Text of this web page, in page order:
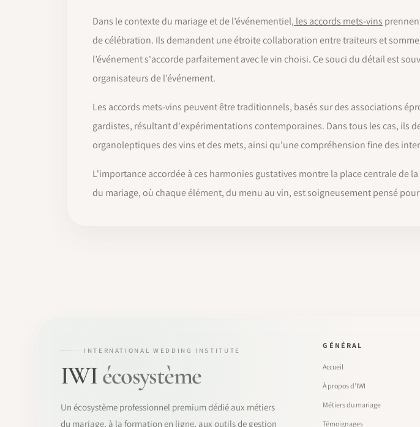
Dans le contexte du mariage et de l’événementiel, les accords mets-vins
de célébration. Ils demandent une étroite collaboration entre traiteurs et
l’événement s'accorde parfaitement avec le vin choisi. Ce souci du détail est
organisateurs de l’événement.
Les accords mets-vins peuvent être traditionnels, basés sur des associations
gardistes, résultant d'expérimentations contemporaines. Dans tous les cas, ils
organoleptiques des vins et des mets, ainsi qu'une compréhension fine des
L'importance accordée à ces harmonies gustatives montre la place centrale
du mariage, où chaque élément, du menu au vin, est soigneusement pensé
INTERNATIONAL WEDDING INSTITUTE
IWIécosystème
Un écosystème professionnel premium dédié aux métiers
du mariage, à la formation en ligne, aux outils de gestion
GÉNÉRAL
Accueil
À propos d’IWI
Métiers du mariage
Témoignages